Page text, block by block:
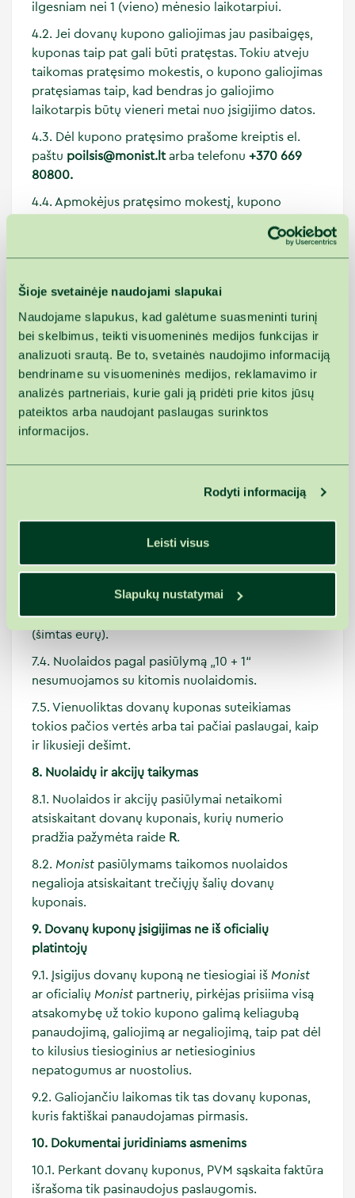
Šioje svetainėje naudojami slapukai
Naudojame slapukus, kad galėtume suasmeninti turinį
bei skelbimus, teikti visuomeninės medijos funkcijas ir
analizuoti srautą. Be to, svetainės naudojimo informaciją
bendriname su visuomeninės medijos, reklamavimo ir
analizės partneriais, kurie gali ją pridėti prie kitos jūsų
pateiktos arba naudojant paslaugas surinktos
informacijos.
Rodyti informaciją
Leisti visus
Slapukų nustatymai
ilgesniam nei 1 (vieno) mėnesio laikotarpiui.
4.2. Jei dovanų kupono galiojimas jau pasibaigęs,
kuponas taip pat gali būti pratęstas. Tokiu atveju
taikomas pratęsimo mokestis, o kupono galiojimas
pratęsiamas taip, kad bendras jo galiojimo
laikotarpis būtų vieneri metai nuo įsigijimo datos.
4.3. Dėl kupono pratęsimo prašome kreiptis el.
paštu poilsis@monist.ltarba telefonu +370 669
80800.
4.4. Apmokėjus pratęsimo mokestį, kupono
5. Atsiskaitymas ir kupono vertės panaudojimas
kupono vertę, susidaręs skirtumas turi būti
apmokėtas grynaisiais pinigais arba banko kortele.
5.2. Jei dovanų kupono turėtojas įsigyja paslaugų
už mažesnę sumą nei nurodyta kupone, likusi suma
negrąžinama.
6. Dovanų kuponų naudojimo vieta ir sąlygos
6.1. Dovanų kuponai gali būti naudojami tik
mažesnės nei 50 € (penkiasdešimt eurų) vertės.
7.2. Perkant dovanų kuponą nakvynei, minimalus
nakvynių skaičius yra 2 (dvi) nakvynės.
7.3. Dovanų kuponų pasiūlymas „10 + 1“ taikomas
kuponams, kurių vertė yra ne mažesnė nei 100 €
(šimtas eurų).
7.4. Nuolaidos pagal pasiūlymą „10 + 1“
nesumuojamos su kitomis nuolaidomis.
7.5. Vienuoliktas dovanų kuponas suteikiamas
tokios pačios vertės arba tai pačiai paslaugai, kaip
ir likusieji dešimt.
8. Nuolaidų ir akcijų taikymas
8.1. Nuolaidos ir akcijų pasiūlymai netaikomi
atsiskaitant dovanų kuponais, kurių numerio
pradžia pažymėta raide R.
8.2. Monist pasiūlymams taikomos nuolaidos
negalioja atsiskaitant trečiųjų šalių dovanų
kuponais.
9. Dovanų kuponų įsigijimas ne iš oficialių
platintojų
9.1. Įsigijus dovanų kuponą ne tiesiogiai iš Monist
ar oficialių Monist partnerių, pirkėjas prisiima visą
atsakomybę už tokio kupono galimą keliagubą
panaudojimą, galiojimą ar negaliojimą, taip pat dėl
to kilusius tiesioginius ar netiesioginius
nepatogumus ar nuostolius.
9.2. Galiojančiu laikomas tik tas dovanų kuponas,
kuris faktiškai panaudojamas pirmasis.
10. Dokumentai juridiniams asmenims
10.1. Perkant dovanų kuponus, PVM sąskaita faktūra
išrašoma tik pasinaudojus paslaugomis.